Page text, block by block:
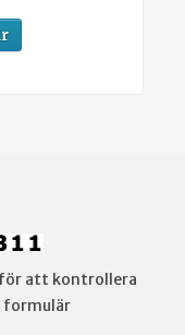
för att kontrollera
formulär